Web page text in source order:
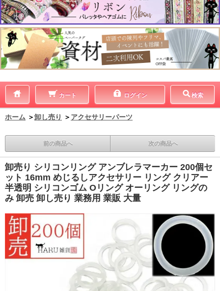
カート ログイン 検索
ホーム ＞卸し売り ＞ アクセサリーパーツ
前の商品へ 次の商品へ
卸売り シリコンリング アンブレラマーカー 200個セ
ット 16mm めじるしアクセサリー リング クリアー
半透明 シリコンゴム Oリング オーリング リングの
み 卸売 卸し売り 業務用 業販 大量